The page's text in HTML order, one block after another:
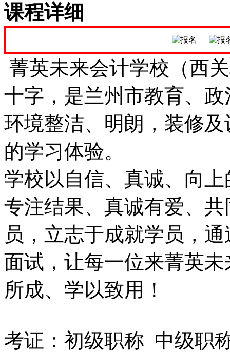
课程详细
菁英未来会计学校（西
十字，是兰州市教育、
环境整洁、明朗，装修
的学习体验。
学校以自信、真诚、向
专注结果、真诚有爱、
员，立志于成就学员，
面试，让每一位来菁英
所成、学以致用！
考证：初级职称 中级职